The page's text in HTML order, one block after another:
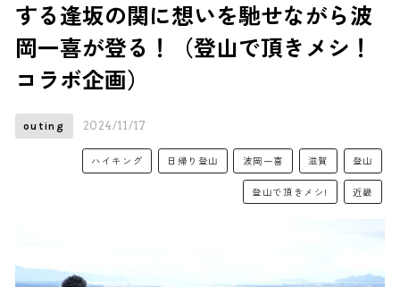
する逢坂の関に想いを馳せながら波
岡一喜が登る！（登山で頂きメシ！
コラボ企画）
outing 2024/11/17
ハイキング 日帰り登山 波岡一喜 滋賀 登山
登山で頂きメシ! 近畿